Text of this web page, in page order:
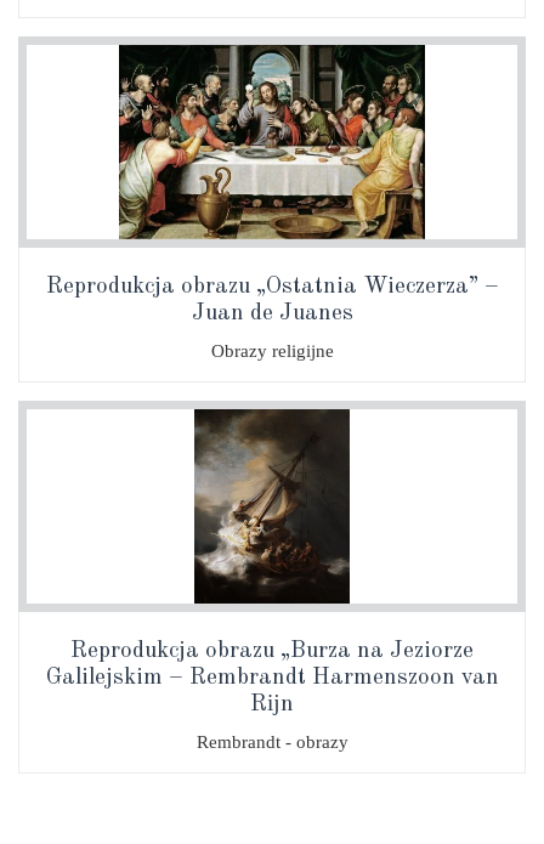
Reprodukcja obrazu „Ostatnia Wieczerza” –
Juan de Juanes
Obrazy religijne
Reprodukcja obrazu „Burza na Jeziorze
Galilejskim – Rembrandt Harmenszoon van
Rĳn
Rembrandt - obrazy